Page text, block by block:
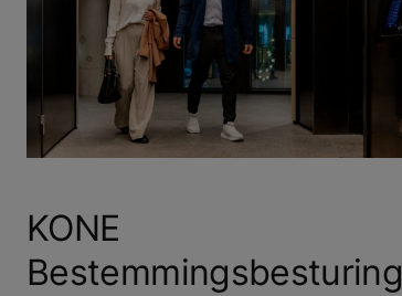
KONE
Bestemmingsbesturing